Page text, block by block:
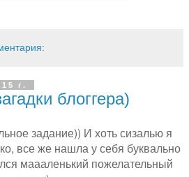
г.
блоггера)
задание)) И хоть сизалью я
все же нашла у себя буквально
маааленький пожелательный